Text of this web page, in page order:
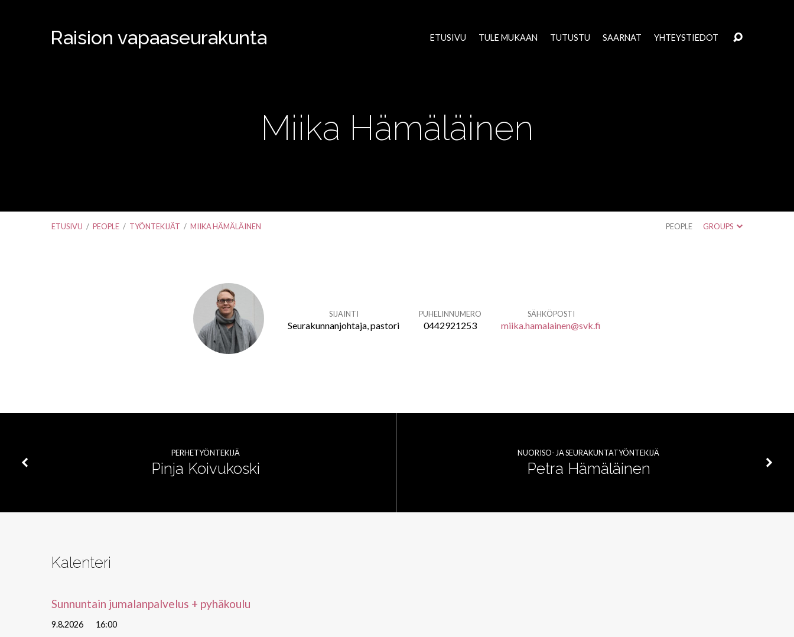
Raision vapaaseurakunta ETUSIVU TULE MUKAAN TUTUSTU SAARNAT YHTEYSTIEDOT
Miika Hämäläinen
ETUSIVU / PEOPLE / TYÖNTEKIJÄT / MIIKA HÄMÄLÄINEN PEOPLE GROUPS
SIJAINTI
Seurakunnanjohtaja, pastori
PUHELINNUMERO
0442921253
SÄHKÖPOSTI
miika.hamalainen@svk.fi
PERHETYÖNTEKIJÄ
Pinja Koivukoski
NUORISO- JA SEURAKUNTATYÖNTEKIJÄ
Petra Hämäläinen
Kalenteri
Sunnuntain jumalanpalvelus + pyhäkoulu
9.8.2026 16:00